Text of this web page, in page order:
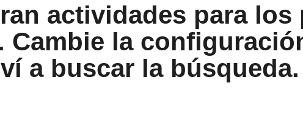
actividades para los
Cambie la
a buscar la búsqueda.